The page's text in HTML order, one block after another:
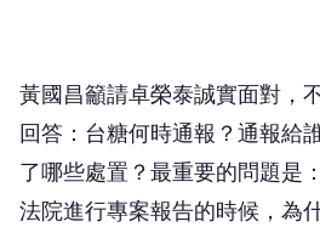
黃國昌籲請卓榮泰誠實面對，
回答：台糖何時通報？通報給
了哪些處置？最重要的問題是
法院進行專案報告的時候，為